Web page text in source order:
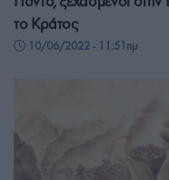
το Κράτος
10/06/2022 - 11:51πμ